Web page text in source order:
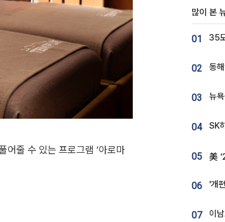
어줄 수 있는 프로그램 ‘아로마
많이 본
01
02
03
04
05
06
07